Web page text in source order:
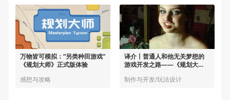
万物皆可模拟：“另类种田游戏”
《规划大师》正式版体验
感想与攻略
译介丨普通人和他无关梦想的
游戏开发之路——《规划大
师》开发日记合集
制作与开发/玩法设计